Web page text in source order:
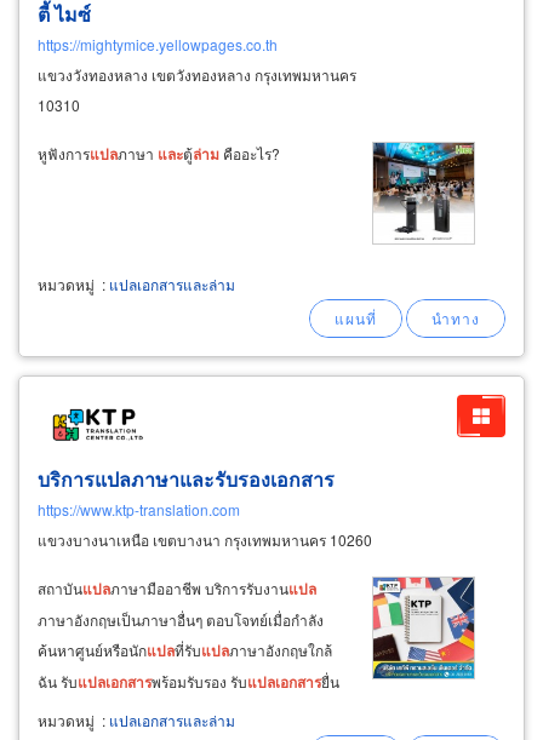
ตี้ ไมซ์
https://mightymice.yellowpages.co.th
แขวงวังทองหลาง เขตวังทองหลาง กรุงเทพมหานคร
10310
หูฟังการแปลภาษา และตู้ล่าม คืออะไร?
หมวดหมู่ : แปลเอกสารและล่าม
บริการแปลภาษาและรับรองเอกสาร
https://www.ktp-translation.com
แขวงบางนาเหนือ เขตบางนา กรุงเทพมหานคร 10260
สถาบันแปลภาษามืออาชีพ บริการรับงานแปล
ภาษาอังกฤษเป็นภาษาอื่นๆ ตอบโจทย์เมื่อกำลัง
ค้นหาศูนย์หรือนักแปลที่รับแปลภาษาอังกฤษใกล้
ฉัน รับแปลเอกสารพร้อมรับรอง รับแปลเอกสารยื่น
วีซ่า ที่เคทีพี มีเครือข่ายนักแปลกว่า 100 ภาษาทั่ว
หมวดหมู่ : แปลเอกสารและล่าม